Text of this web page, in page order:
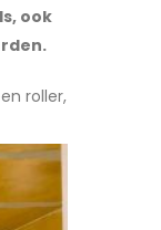
ook
roller,